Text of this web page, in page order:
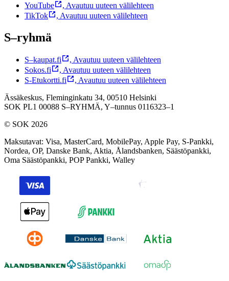
YouTube
, Avautuu uuteen välilehteen
TikTok
, Avautuu uuteen välilehteen
S–ryhmä
S–kaupat.fi , Avautuu uuteen välilehteen
Sokos.fi
, Avautuu uuteen välilehteen
S-Etukortti.fi
, Avautuu uuteen välilehteen
Ässäkeskus, Fleminginkatu 34, 00510 Helsinki
SOK PL1 00088 S–RYHMÄ, Y–tunnus 0116323–1
© SOK 2026
Maksutavat: Visa, MasterCard, MobilePay, Apple Pay, S-Pankki,
Nordea, OP, Danske Bank, Aktia, Ålandsbanken, Säästöpankki,
Oma Säästöpankki, POP Pankki, Walley